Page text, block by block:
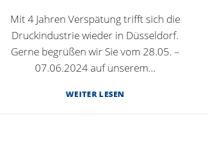
Mit 4 Jahren Verspätung trifft sich die
Druckindustrie wieder in Düsseldorf.
Gerne begrüßen wir Sie vom 28.05. –
07.06.2024 auf unserem...
WEITER LESEN